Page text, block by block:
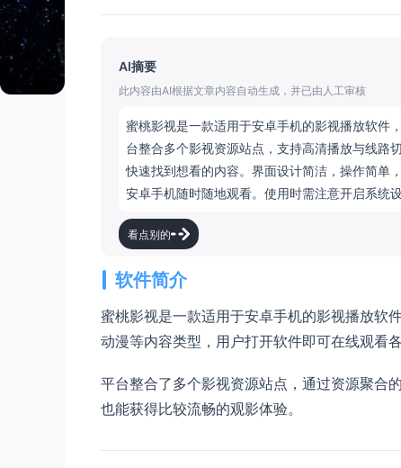
AI摘要
此内容由AI根据文章内容自动生成，并已由人工审核
蜜桃影视是一款适用于安卓手机的影视播放软件
台整合多个影视资源站点，支持高清播放与线路
快速找到想看的内容。界面设计简洁，操作简单
安卓手机随时随地观看。使用时需注意开启系统
看点别的
软件简介
蜜桃影视是一款适用于安卓手机的影视播放软
动漫等内容类型，用户打开软件即可在线观看
平台整合了多个影视资源站点，通过资源聚合
也能获得比较流畅的观影体验。